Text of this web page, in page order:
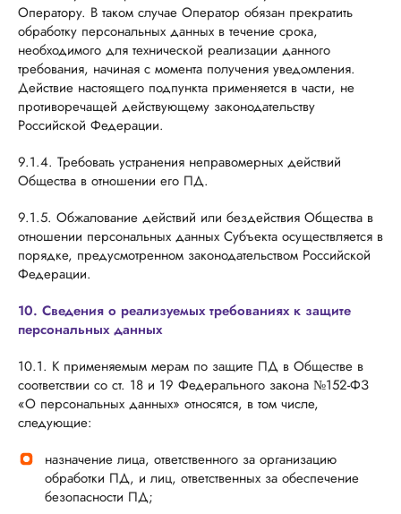
Оператору. В таком случае Оператор обязан прекратить
обработку персональных данных в течение срока,
необходимого для технической реализации данного
требования, начиная с момента получения уведомления.
Действие настоящего подпункта применяется в части, не
противоречащей действующему законодательству
Российской Федерации.
9.1.4. Требовать устранения неправомерных действий
Общества в отношении его ПД.
9.1.5. Обжалование действий или бездействия Общества в
отношении персональных данных Субъекта осуществляется в
порядке, предусмотренном законодательством Российской
Федерации.
10. Сведения о реализуемых требованиях к защите
персональных данных
10.1. К применяемым мерам по защите ПД в Обществе в
соответствии со ст. 18 и 19 Федерального закона №152-ФЗ
«О персональных данных» относятся, в том числе,
следующие:
назначение лица, ответственного за организацию
обработки ПД, и лиц, ответственных за обеспечение
безопасности ПД;